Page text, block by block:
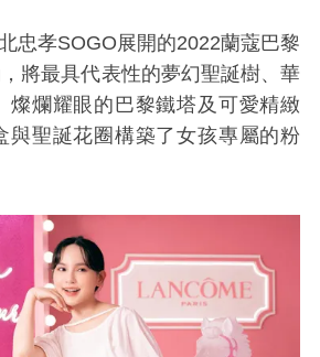
忠孝SOGO展開的2022蘭蔻巴黎
將最具代表性的夢幻聖誕樹、華
燦爛耀眼的巴黎鐵塔及可愛精緻
與聖誕花圈構築了女孩專屬的粉